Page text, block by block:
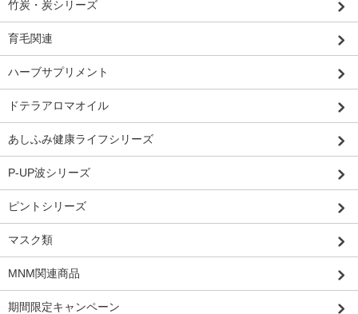
竹炭・炭シリーズ
育毛関連
ハーブサプリメント
ドテラアロマオイル
あしふみ健康ライフシリーズ
P-UP波シリーズ
ピントシリーズ
マスク類
MNM関連商品
期間限定キャンペーン